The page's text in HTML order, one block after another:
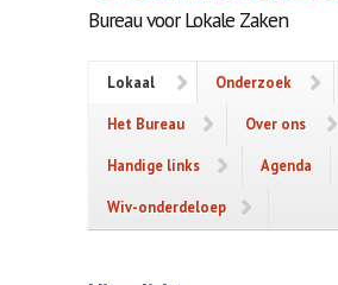
Bureau voor Lokale Zaken
Lokaal Onderzoek
Het Bureau Over ons
Handige links Agenda
Wiv-onderdeloep